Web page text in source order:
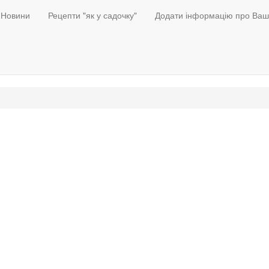
Новини Рецепти "як у садочку" Додати інформацію про